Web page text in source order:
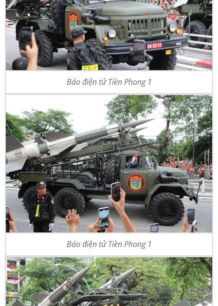
Báo điện tử Tiền Phong 1
Báo điện tử Tiền Phong 1